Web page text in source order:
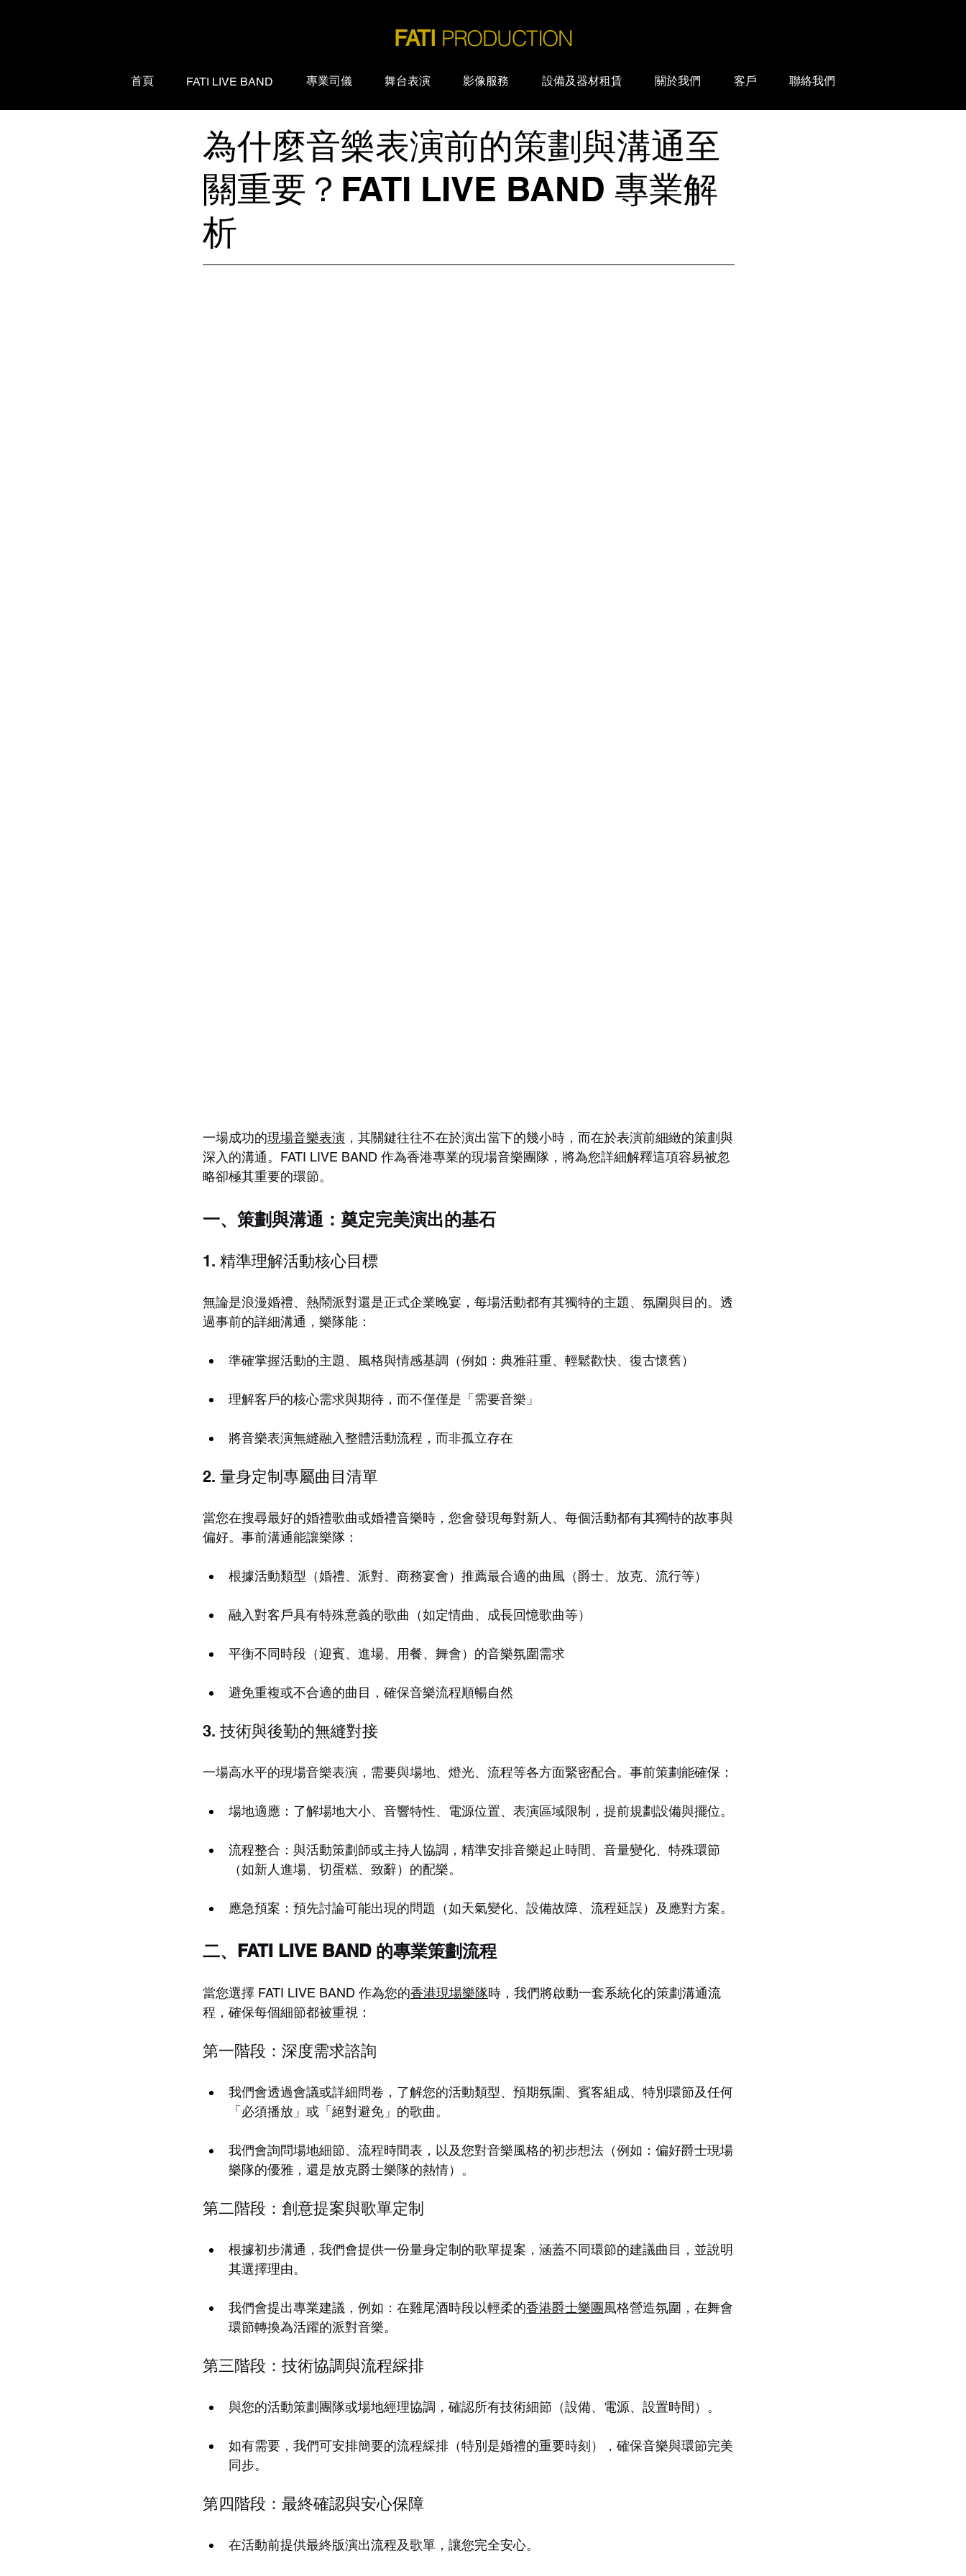
FATI PRODUCTION
首頁 FATI LIVE BAND 專業司儀 舞台表演 影像服務 設備及器材租賃 關於我們 客戶 聯絡我們
為什麼音樂表演前的策劃與溝通至
關重要？FATI LIVE BAND 專業解
析
一場成功的現場音樂表演 ，其關鍵往往不在於演出當下的幾小時，而在於表演前細緻的策劃與
深入的溝通。FATI LIVE BAND 作為香港專業的現場音樂團隊，將為您詳細解釋這項容易被忽
略卻極其重要的環節。
一、策劃與溝通：奠定完美演出的基石
1. 精準理解活動核心目標
無論是浪漫婚禮、熱鬧派對還是正式企業晚宴，每場活動都有其獨特的主題、氛圍與目的。透
過事前的詳細溝通，樂隊能：
準確掌握活動的主題、風格與情感基調（例如：典雅莊重、輕鬆歡快、復古懷舊）
理解客戶的核心需求與期待，而不僅僅是「需要音樂」
將音樂表演無縫融入整體活動流程，而非孤立存在
2. 量身定制專屬曲目清單
當您在搜尋最好的婚禮歌曲或婚禮音樂時，您會發現每對新人、每個活動都有其獨特的故事與
偏好。事前溝通能讓樂隊：
根據活動類型（婚禮、派對、商務宴會）推薦最合適的曲風（爵士、放克、流行等）
融入對客戶具有特殊意義的歌曲（如定情曲、成長回憶歌曲等）
平衡不同時段（迎賓、進場、用餐、舞會）的音樂氛圍需求
避免重複或不合適的曲目，確保音樂流程順暢自然
3. 技術與後勤的無縫對接
一場高水平的現場音樂表演，需要與場地、燈光、流程等各方面緊密配合。事前策劃能確保：
場地適應：了解場地大小、音響特性、電源位置、表演區域限制，提前規劃設備與擺位。
流程整合：與活動策劃師或主持人協調，精準安排音樂起止時間、音量變化、特殊環節
（如新人進場、切蛋糕、致辭）的配樂。
應急預案：預先討論可能出現的問題（如天氣變化、設備故障、流程延誤）及應對方案。
二、FATI LIVE BAND 的專業策劃流程
當您選擇 FATI LIVE BAND 作為您的香港現場樂隊時，我們將啟動一套系統化的策劃溝通流
程，確保每個細節都被重視：
第一階段：深度需求諮詢
我們會透過會議或詳細問卷，了解您的活動類型、預期氛圍、賓客組成、特別環節及任何
「必須播放」或「絕對避免」的歌曲。
我們會詢問場地細節、流程時間表，以及您對音樂風格的初步想法（例如：偏好爵士現場
樂隊的優雅，還是放克爵士樂隊的熱情）。
第二階段：創意提案與歌單定制
根據初步溝通，我們會提供一份量身定制的歌單提案，涵蓋不同環節的建議曲目，並說明
其選擇理由。
我們會提出專業建議，例如：在雞尾酒時段以輕柔的香港爵士樂團風格營造氛圍，在舞會
環節轉換為活躍的派對音樂。
第三階段：技術協調與流程綵排
與您的活動策劃團隊或場地經理協調，確認所有技術細節（設備、電源、設置時間）。
如有需要，我們可安排簡要的流程綵排（特別是婚禮的重要時刻），確保音樂與環節完美
同步。
第四階段：最終確認與安心保障
在活動前提供最終版演出流程及歌單，讓您完全安心。